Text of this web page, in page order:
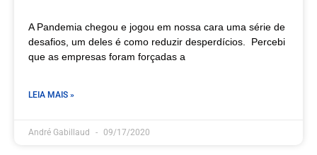
A Pandemia chegou e jogou em nossa cara uma série de
desafios, um deles é como reduzir desperdícios. Percebi
que as empresas foram forçadas a
LEIA MAIS »
André Gabillaud 09/17/2020